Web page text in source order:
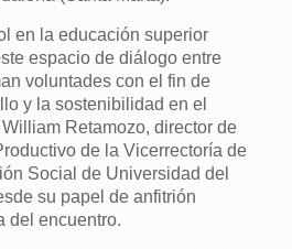
en la educación superior
espacio de diálogo entre
voluntades con el fin de
y la sostenibilidad en el
Retamozo, director de
de la Vicerrectoría de
Social de Universidad del
su papel de anfitrión
del encuentro.